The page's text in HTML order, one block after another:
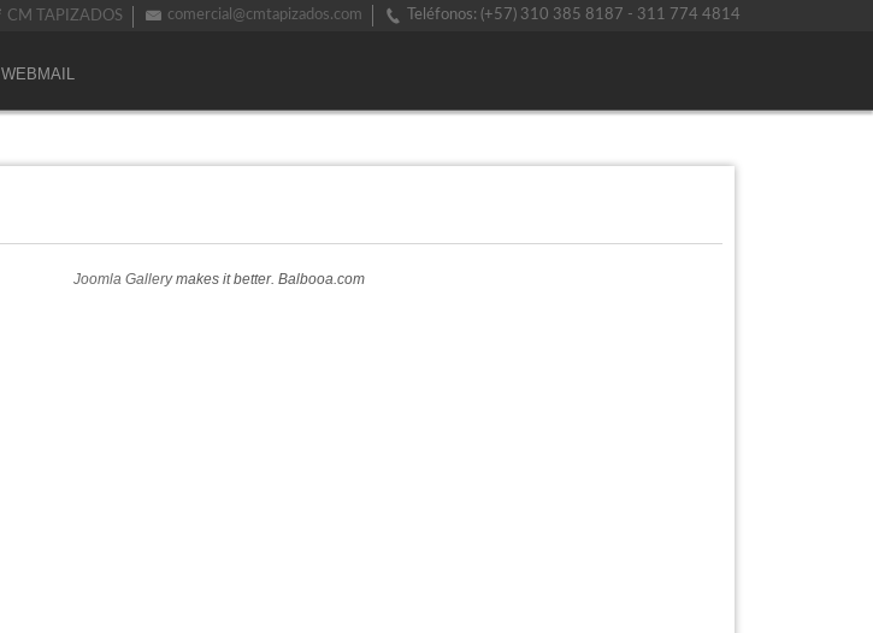
Teléfonos: (+57) 310 385 8187 - 311 774 4814
comercial@cmtapizados.com
CM TAPIZADOS
WEBMAIL
Joomla Gallerymakes it better. Balbooa.com